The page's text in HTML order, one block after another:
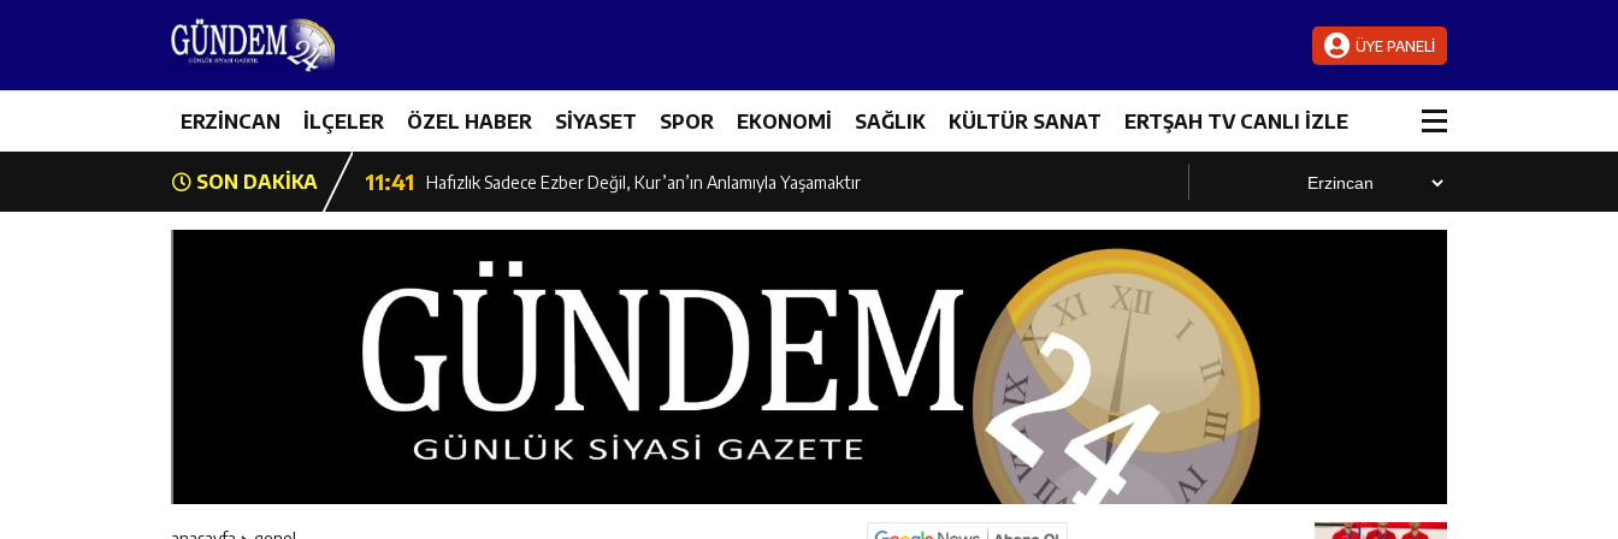
ÜYE PANELİ
ERZİNCAN İLÇELER ÖZEL HABER SİYASET SPOR EKONOMİ SAĞLIK KÜLTÜR SANAT ERTŞAH TV CANLI İZLE
SON DAKİKA
11:42 Erzincan’da Kadına Yönelik Şiddetle Mücadele İçin Kurumlar Bir Araya Geldi
11:41 Hafızlık Sadece Ezber Değil, Kur’an’ın Anlamıyla Yaşamaktır
11:39 Kahraman Tanoğlu Camii Dualarla İbadete Açıldı
11:37 Kavakyoluspor’dan PGL Başvurusu: Gözler TFF’nin Kararında